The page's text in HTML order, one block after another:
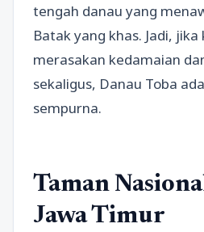
tengah danau yang
Batak yang khas. Jadi,
merasakan kedamaian
sekaligus, Danau Toba
sempurna.
Taman
Jawa Timur